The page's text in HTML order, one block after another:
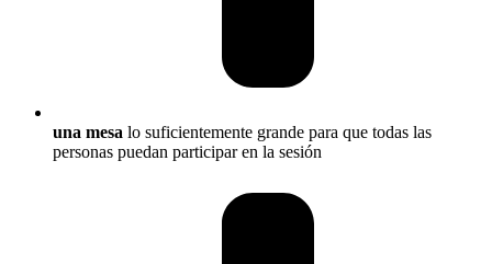
una mesa lo suficientemente grande para que todas las
personas puedan participar en la sesión